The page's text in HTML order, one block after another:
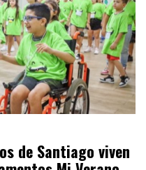
de Santiago viven